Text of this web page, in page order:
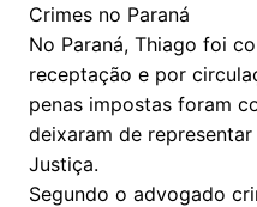
Crimes no Paraná
No Paraná, Thiago foi
receptação e por
penas impostas foram
deixaram de
Justiça.
Segundo o advogado